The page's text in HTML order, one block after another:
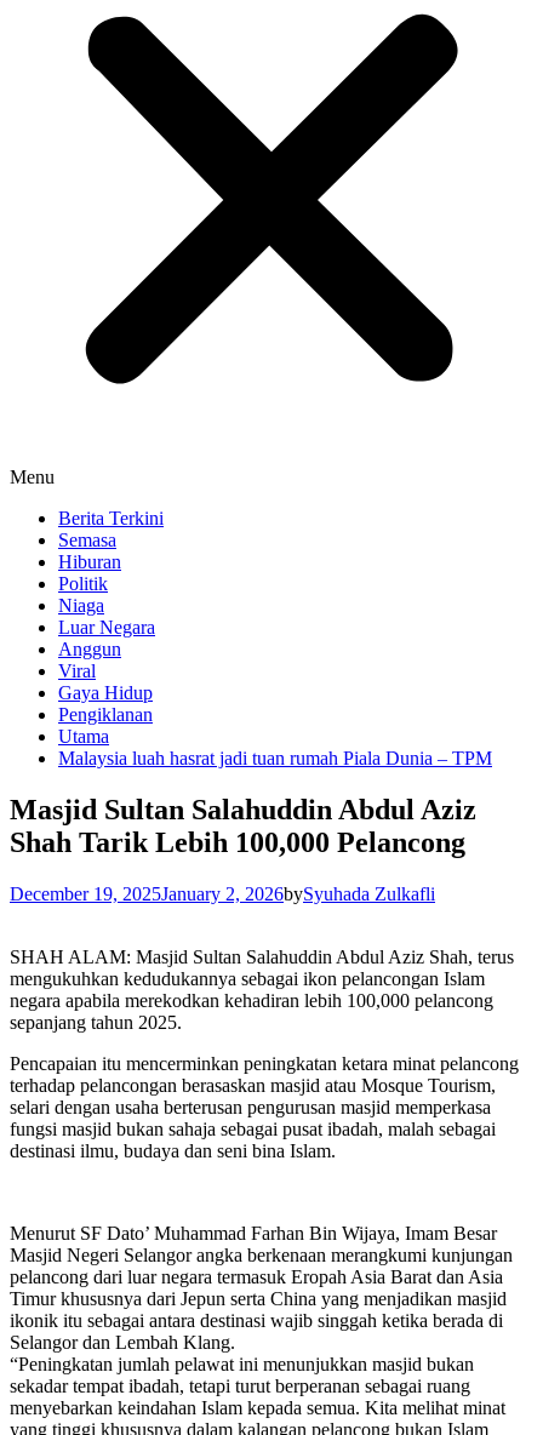
Menu
Berita Terkini
Semasa
Hiburan
Politik
Niaga
Luar Negara
Anggun
Viral
Gaya Hidup
Pengiklanan
Utama
Malaysia luah hasrat jadi tuan rumah Piala Dunia – TPM
Masjid Sultan Salahuddin Abdul Aziz
Shah Tarik Lebih 100,000 Pelancong
December 19, 2025January 2, 2026bySyuhada Zulkafli
SHAH ALAM: Masjid Sultan Salahuddin Abdul Aziz Shah, terus
mengukuhkan kedudukannya sebagai ikon pelancongan Islam
negara apabila merekodkan kehadiran lebih 100,000 pelancong
sepanjang tahun 2025.
Pencapaian itu mencerminkan peningkatan ketara minat pelancong
terhadap pelancongan berasaskan masjid atau Mosque Tourism,
selari dengan usaha berterusan pengurusan masjid memperkasa
fungsi masjid bukan sahaja sebagai pusat ibadah, malah sebagai
destinasi ilmu, budaya dan seni bina Islam.
Menurut SF Dato’ Muhammad Farhan Bin Wijaya, Imam Besar
Masjid Negeri Selangor angka berkenaan merangkumi kunjungan
pelancong dari luar negara termasuk Eropah Asia Barat dan Asia
Timur khususnya dari Jepun serta China yang menjadikan masjid
ikonik itu sebagai antara destinasi wajib singgah ketika berada di
Selangor dan Lembah Klang.
“Peningkatan jumlah pelawat ini menunjukkan masjid bukan
sekadar tempat ibadah, tetapi turut berperanan sebagai ruang
menyebarkan keindahan Islam kepada semua. Kita melihat minat
yang tinggi khususnya dalam kalangan pelancong bukan Islam